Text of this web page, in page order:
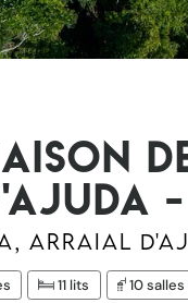
-
Arraial
11 lits 10 salles